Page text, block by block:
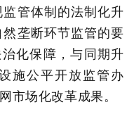
管体制的法制化升
垄断环节监管的要
化保障，与同期升
施公平开放监管办
市场化改革成果。